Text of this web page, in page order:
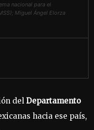
nacional para el
Miguel Ángel Elorza
del Departamento
hacia ese país,